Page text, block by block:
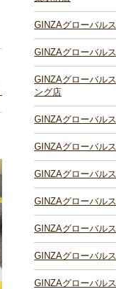
GINZAグローバル
GINZAグローバル
GINZAグローバル
ング店
GINZAグローバル
GINZAグローバル
GINZAグローバル
GINZAグローバル
GINZAグローバル
GINZAグローバル
GINZAグローバル